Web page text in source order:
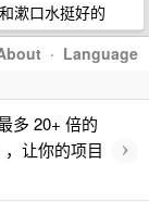
漱口水挺好的
· Language
多 20+ 倍的
让你的项目
›